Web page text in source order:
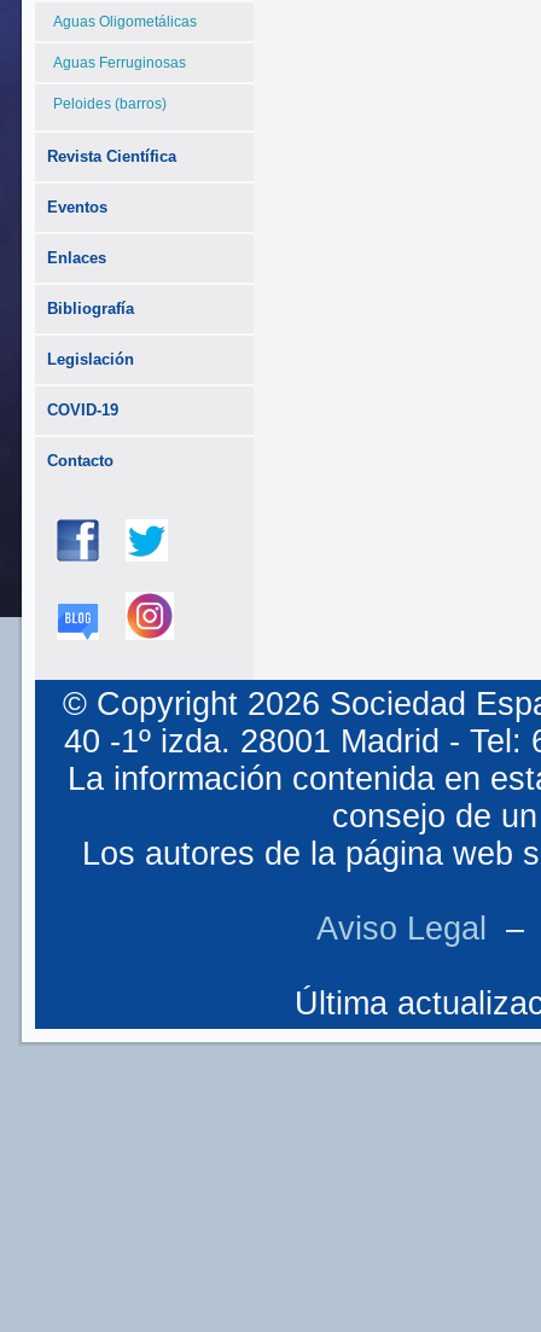
Aguas Oligometálicas
Aguas Ferruginosas
Peloides (barros)
Revista Científica
Eventos
Enlaces
Bibliografía
Legislación
COVID-19
Contacto
© Copyright 2026 Sociedad
40 -1º izda. 28001 Madrid -
La información contenida en
consejo de
Los autores de la página web
Aviso Legal
Última